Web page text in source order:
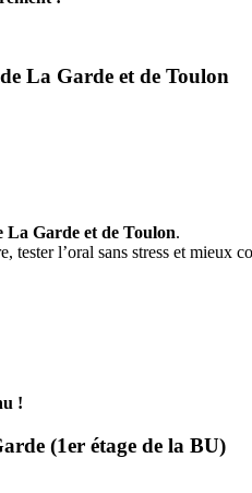
La Garde et de Toulon
La Garde et de Toulon.
tester l’oral sans stress et mieux
!
(1er étage de la BU)